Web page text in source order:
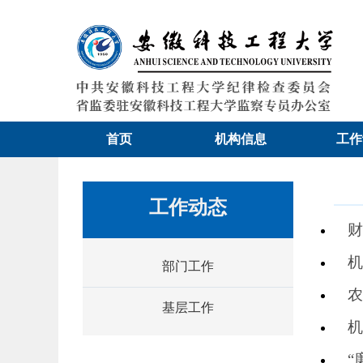
首页 机构信息 工
工作动态
部门工作
基层工作
“